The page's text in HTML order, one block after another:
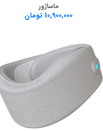
ماساژور
10,900,000 تومان